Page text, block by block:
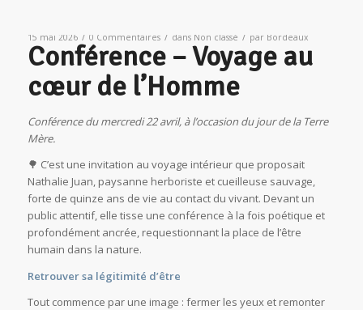
15 mai 2026 / 0 Commentaires / dans Non classé / par Bordeaux
Conférence – Voyage au
cœur de l’Homme
Conférence du mercredi 22 avril, à l’occasion du jour de la Terre
Mère.
🌳 C’est une invitation au voyage intérieur que proposait
Nathalie Juan, paysanne herboriste et cueilleuse sauvage,
forte de quinze ans de vie au contact du vivant. Devant un
public attentif, elle tisse une conférence à la fois poétique et
profondément ancrée, requestionnant la place de l’être
humain dans la nature.
Retrouver sa légitimité d’être
Tout commence par une image : fermer les yeux et remonter